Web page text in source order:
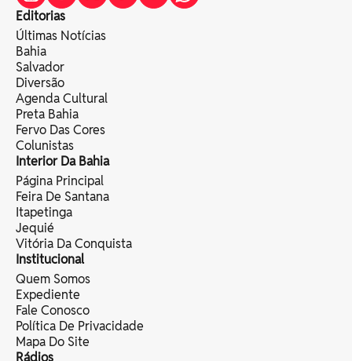
Editorias
Últimas Notícias
Bahia
Salvador
Diversão
Agenda Cultural
Preta Bahia
Fervo Das Cores
Colunistas
Interior Da Bahia
Página Principal
Feira De Santana
Itapetinga
Jequié
Vitória Da Conquista
Institucional
Quem Somos
Expediente
Fale Conosco
Política De Privacidade
Mapa Do Site
Rádios